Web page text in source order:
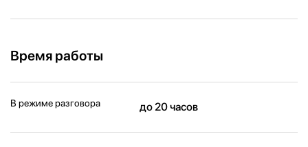
Время работы
В режиме разговора до 20 часов